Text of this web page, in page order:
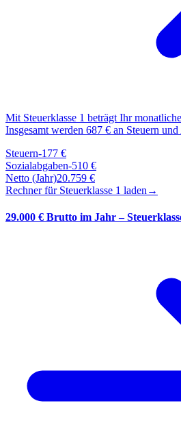
Mit Steuerklasse 1 beträgt Ihr
Insgesamt werden 687 € an Steuern
Steuern-177 €
Sozialabgaben-510 €
Netto (Jahr)20.759 €
Rechner für Steuerklasse 1 laden →
29.000 € Brutto im Jahr –